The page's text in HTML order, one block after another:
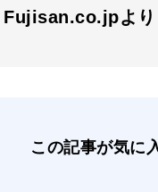
Fujisan.co.jpより
この記事が気に